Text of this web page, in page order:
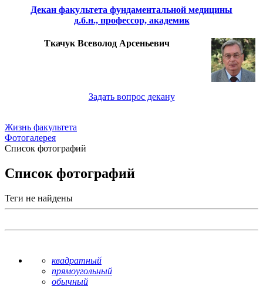
Декан факультета фундаментальной медицины
д.б.н., профессор, академик
Ткачук Всеволод Арсеньевич
Задать вопрос декану
Жизнь факультета
Фотогалерея
Список фотографий
Список фотографий
Теги не найдены
квадратный
прямоугольный
обычный